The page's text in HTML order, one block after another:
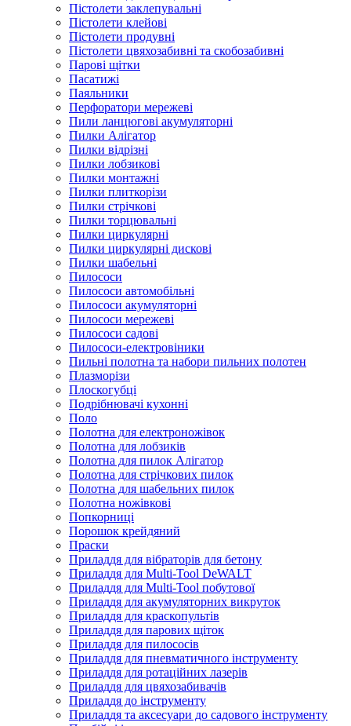
Пістолети заклепувальні
Пістолети клейові
Пістолети продувні
Пістолети цвяхозабивні та скобозабивні
Парові щітки
Пасатижі
Паяльники
Перфоратори мережеві
Пили ланцюгові акумуляторні
Пилки Алігатор
Пилки відрізні
Пилки лобзикові
Пилки монтажні
Пилки плиткорізи
Пилки стрічкові
Пилки торцювальні
Пилки циркулярні
Пилки циркулярні дискові
Пилки шабельні
Пилососи
Пилососи автомобільні
Пилососи акумуляторні
Пилососи мережеві
Пилососи садові
Пилососи-електровіники
Пильні полотна та набори пильних полотен
Плазморізи
Плоскогубці
Подрібнювачі кухонні
Поло
Полотна для електроножівок
Полотна для лобзиків
Полотна для пилок Алігатор
Полотна для стрічкових пилок
Полотна для шабельних пилок
Полотна ножівкові
Попкорниці
Порошок крейдяний
Праски
Приладдя для вібраторів для бетону
Приладдя для Multi-Tool DeWALT
Приладдя для Multi-Tool побутової
Приладдя для акумуляторних викруток
Приладдя для краскопультів
Приладдя для парових щіток
Приладдя для пилососів
Приладдя для пневматичного інструменту
Приладдя для ротаційних лазерів
Приладдя для цвяхозабивачів
Приладдя до інструменту
Приладдя та аксесуари до садового інструменту